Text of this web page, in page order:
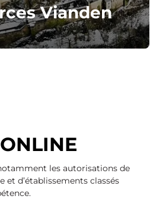
Vianden
les autorisations de
et d’établissements classés